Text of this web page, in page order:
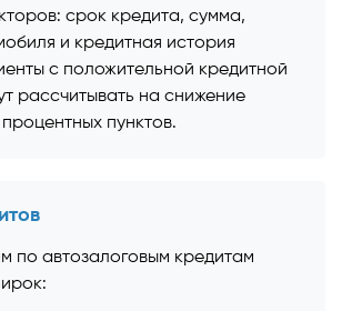
срок кредита, сумма,
и кредитная история
с положительной кредитной
рассчитывать на снижение
пунктов.
по автозалоговым кредитам